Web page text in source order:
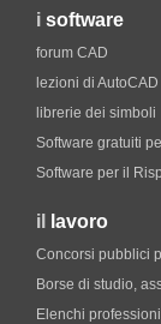
i software
forum CAD
lezioni di
librerie dei simboli
Software gratuiti
Software per il
il lavoro
Concorsi pubblici
Borse di studio,
Elenchi